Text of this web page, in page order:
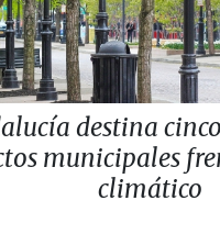
destina
municipales
climático